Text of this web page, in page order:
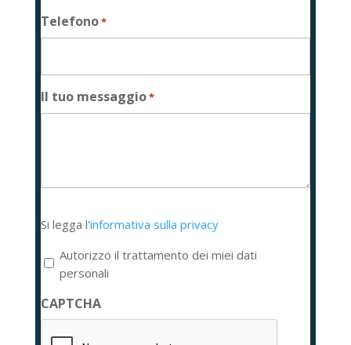
Telefono*
Il tuo messaggio*
legga
l'informativa
sulla
privacy
*
Si legga l'informativa sulla privacy
Autorizzo il trattamento dei miei dati
personali
CAPTCHA